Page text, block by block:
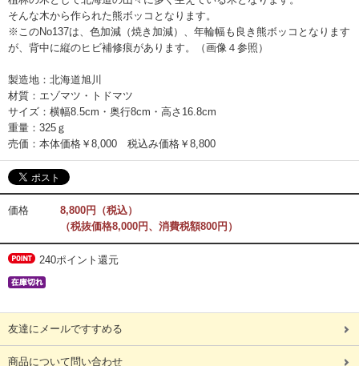
そんな木から作られた熊ボッコとなります。
※このNo137は、色加減（焼き加減）、年輪幅も良き熊ボッコとなります
が、背中に縦のヒビ補修痕があります。（画像４参照）
製造地：北海道旭川
材質：エゾマツ・トドマツ
サイズ：横幅8.5cm・奥行8cm・高さ16.8cm
重量：325ｇ
売価：本体価格￥8,000 税込み価格￥8,800
価格
8,800円（税込）
（税抜価格8,000円、消費税額800円）
240ポイント還元
友達にメールですすめる
商品について問い合わせ